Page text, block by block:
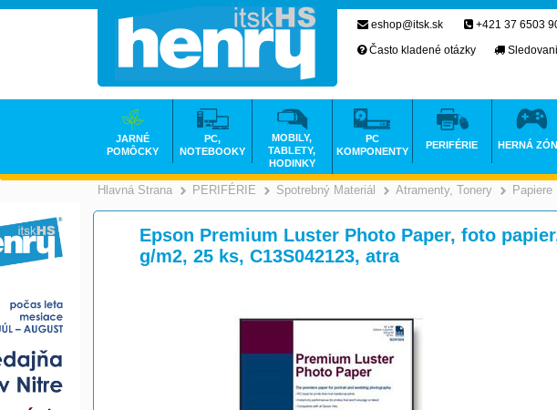
Hlavná Strana >
PERIFÉRIE >
Spotrebný Materiál >
Atramenty, Tonery Papiere
Epson Premium Luster Photo Paper, foto
g/m2, 25 ks, C13S042123, atra
eshop@itsk.sk +421 37 6503
Často kladené otázky
JARNÉ
POMÔCKY
PC,
NOTEBOOKY
MOBILY,
TABLETY,
HODINKY
PC
KOMPONENTY
PERIFÉRIE HERNÁ